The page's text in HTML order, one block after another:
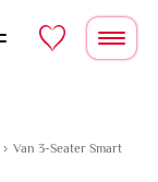
Van 3-Seater Smart